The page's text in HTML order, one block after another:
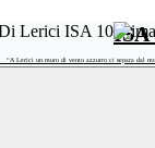
ISA
“A Lerici un muro di vento azzurro ci separa dal